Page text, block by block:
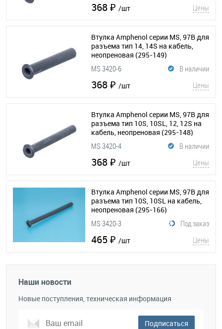
368 ₽ /шт Цены
Втулка Amphenol серии MS, 97B для
разъема тип 14, 14S на кабель,
неопреновая (295-149)
В наличии
MS 3420-6
368 ₽ /шт Цены
Втулка Amphenol серии MS, 97B для
разъема тип 10S, 10SL, 12, 12S на
кабель, неопреновая (295-148)
В наличии
MS 3420-4
368 ₽ /шт Цены
Втулка Amphenol серии MS, 97B для
разъема тип 10S, 10SL на кабель,
неопреновая (295-166)
Под заказ
MS 3420-3
465 ₽ /шт Цены
Наши новости
Новые поступления, техническая информация
Подписаться